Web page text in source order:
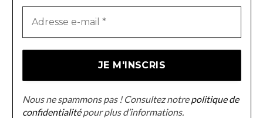
Nous ne spammons pas ! Consultez notrepolitique de
confidentialitépour plus d’informations.